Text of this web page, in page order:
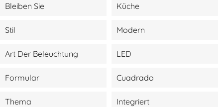
Bleiben Sie Küche
Stil Modern
Art Der Beleuchtung LED
Formular Cuadrado
Thema Integriert